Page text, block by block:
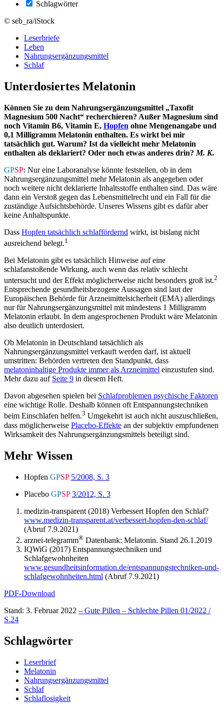
Schlagwörter
© seb_ra/iStock
Leserbriefe
Leben
Nahrungsergänzungsmittel
Schlaf
Unterdosiertes Melatonin
Können Sie zu dem Nahrungsergänzungsmittel „Taxofit
Magnesium 500 Nacht“ recherchieren? Außer Magnesium sind
noch Vitamin B6, Vitamin E, Hopfen ohne Mengenangabe und
0,1 Milligramm Melatonin enthalten. Es wirkt bei mir
tatsächlich gut. Warum? Ist da vielleicht mehr Melatonin
enthalten als deklariert? Oder noch etwas anderes drin? M. K.
GPSP: Nur eine Laboranalyse könnte feststellen, ob in dem
Nahrungsergänzungsmittel mehr Melatonin als angegeben oder
noch weitere nicht deklarierte Inhaltsstoffe enthalten sind. Das wäre
dann ein Verstoß gegen das Lebensmittelrecht und ein Fall für die
zuständige Aufsichtsbehörde. Unseres Wissens gibt es dafür aber
keine Anhaltspunkte.
Dass Hopfen tatsächlich schlaffördernd wirkt, ist bislang nicht
ausreichend belegt.1
Bei Melatonin gibt es tatsächlich Hinweise auf eine
schlafanstoßende Wirkung, auch wenn das relativ schlecht
untersucht und der Effekt möglicherweise nicht besonders groß ist.2
Entsprechende gesundheitsbezogene Aussagen sind laut der
Europäischen Behörde für Arzneimittelsicherheit (EMA) allerdings
nur für Nahrungsergänzungsmittel mit mindestens 1 Milligramm
Melatonin erlaubt. In dem angesprochenen Produkt wäre Melatonin
also deutlich unterdosiert.
Ob Melatonin in Deutschland tatsächlich als
Nahrungsergänzungsmittel verkauft werden darf, ist aktuell
umstritten: Behörden vertreten den Standpunkt, dass
melatoninhaltige Produkte immer als Arzneimittel einzustufen sind.
Mehr dazu auf Seite 9 in diesem Heft.
Davon abgesehen spielen bei Schlafproblemen psychische Faktoren
eine wichtige Rolle. Deshalb können oft Entspannungstechniken
beim Einschlafen helfen.3 Umgekehrt ist auch nicht auszuschließen,
dass möglicherweise Placebo-Effekte an der subjektiv empfundenen
Wirksamkeit des Nahrungsergänzungsmittels beteiligt sind.
Mehr Wissen
Hopfen GPSP 5/2008, S. 3
Placebo GPSP 3/2012, S. 3
medizin-transparent (2018) Verbessert Hopfen den Schlaf?
www.medizin-transparent.at/verbessert-hopfen-den-schlaf/
(Abruf 7.9.2021)
arznei-telegramm® Datenbank: Melatonin. Stand 26.1.2019
IQWiG (2017) Entspannungstechniken und
Schlafgewohnheiten
www.gesundheitsinformation.de/entspannungstechniken-und-
schlafgewohnheiten.html (Abruf 7.9.2021)
PDF-Download
Stand: 3. Februar 2022 – Gute Pillen – Schlechte Pillen 01/2022 /
S.24
Schlagwörter
Leserbrief
Melatonin
Nahrungsergänzungsmittel
Schlaf
Schlaflosigkeit